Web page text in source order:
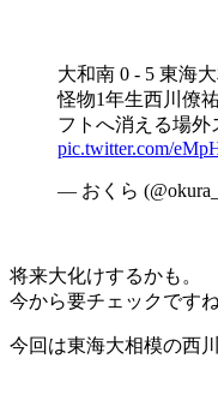
大和南 0 - 5 東海
怪物1年生西川僚
フトへ消える場外
pic.twitter.com/
— おくら
将来大化けするかも。
今から要チェックですね
今回は東海大相模の西